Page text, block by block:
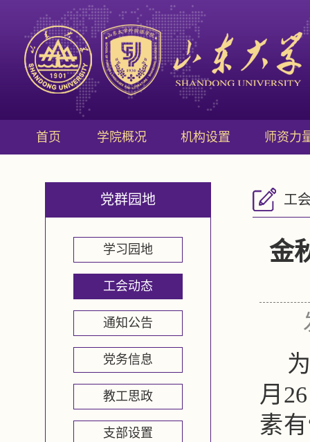
首页 学院概况 机构设置 师资力
党群园地
学习园地
工会动态
通知公告
党务信息
教工思政
支部设置
工
金
月
素